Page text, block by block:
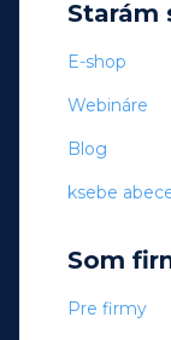
Starám
E-shop
Webináre
Blog
ksebe
Som
Pre firmy